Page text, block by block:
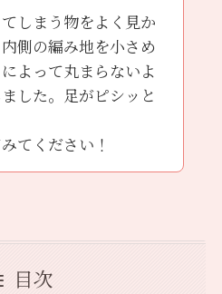
しまう物をよく見か
側の編み地を小さめ
よって丸まらないよ
した。足がピシッと
てください！
目次